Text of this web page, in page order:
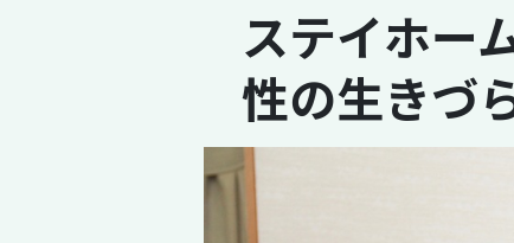
ステイホー
性の生きづ